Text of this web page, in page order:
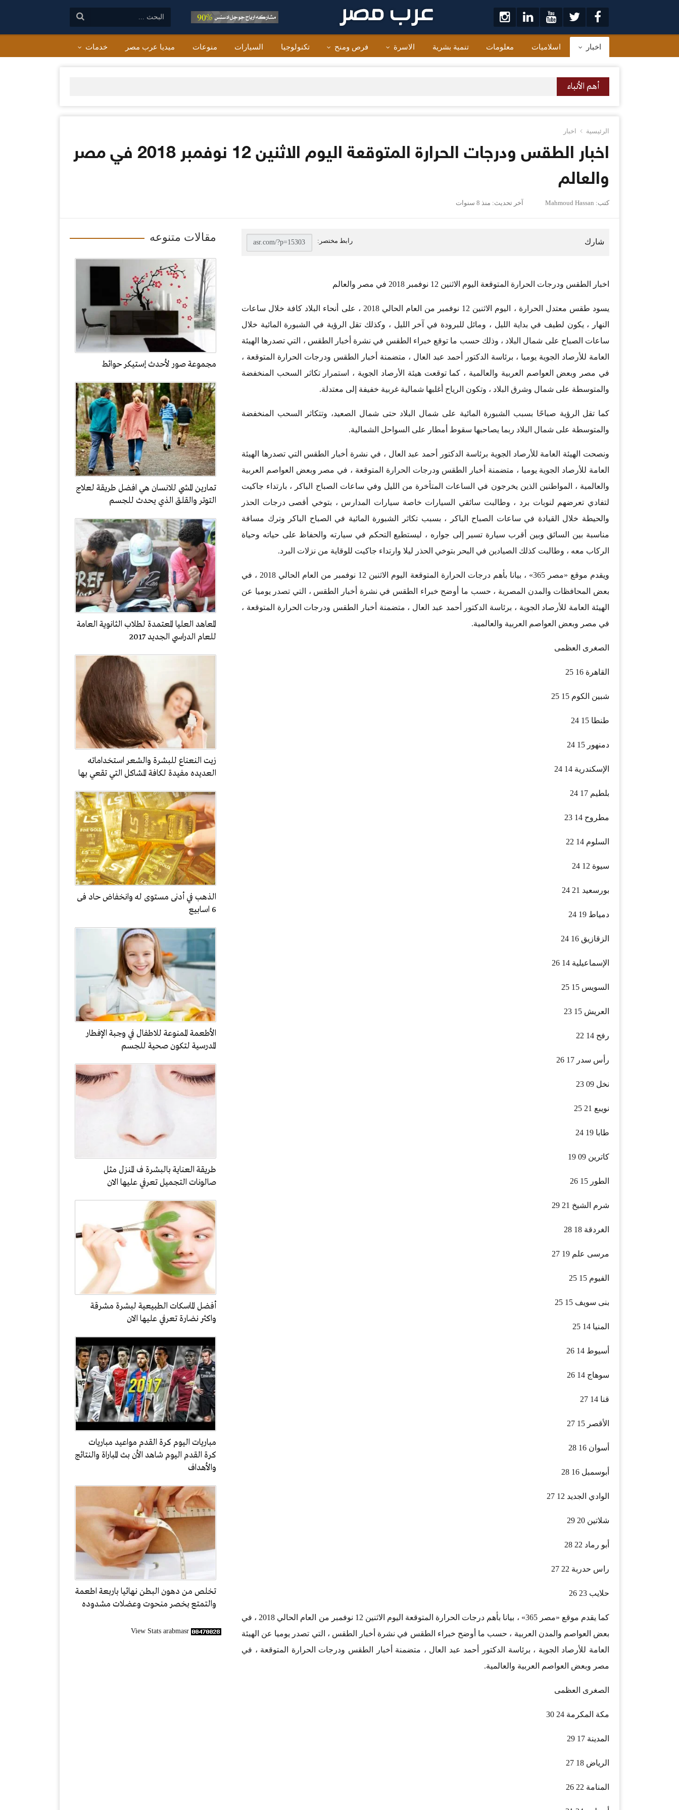
اخبار اسلاميات معلومات تنمية بشرية الاسرة فرص ومنح تكنولوجيا السيارات منوعات ميديا عرب مصر خدمات
أهم الأنباء
الرئيسية اخبار
اخبار الطقس ودرجات الحرارة المتوقعة اليوم الاثنين 12 نوفمبر 2018 في مصر
والعالم
كتب: Mahmoud Hassan آخر تحديث: منذ 8 سنوات
مقالات متنوعه
مجموعة صور لأحدث إستيكر حوائط
تمارين المشي للانسان هي افضل طريقة لعلاج
التوتر والقلق الذي يحدث للجسم
المعاهد العليا المعتمدة لطلاب الثانوية العامة
للعام الدراسي الجديد 2017
زيت النعناع للبشرة والشعر استخداماته
العديده مفيدة لكافة المشاكل التي تقعي بها
الذهب في أدنى مستوى له وانخفاض حاد فى
6 اسابيع
الأطعمة الممنوعة للاطفال في وجبة الإفطار
المدرسية لتكون صحية للجسم
طريقة العناية بالبشرة ف المنزل مثل
صالونات التجميل تعرفي عليها الان
أفضل الماسكات الطبيعية لبشرة مشرقة
واكثر نضارة تعرفي عليها الان
مباريات اليوم كرة القدم مواعيد مباريات
كرة القدم اليوم شاهد الأن بث المباراة والنتائج
والأهداف
تخلص من دهون البطن نهائيا باربعة اطعمة
والتمتع بخصر منحوت وعضلات مشدوده
View Stats arabmasr
اخبار الطقس ودرجات الحرارة المتوقعة اليوم الاثنين 12 نوفمبر 2018 في مصر والعالم
يسود طقس معتدل الحرارة ، اليوم الاثنين 12 نوفمبر من العام الحالي 2018 ، على أنحاء البلاد كافة خلال ساعات
النهار ، يكون لطيف في بداية الليل ، ومائل للبرودة في آخر الليل ، وكذلك تقل الرؤية في الشبورة المائية خلال
ساعات الصباح على شمال البلاد ، وذلك حسب ما توقع خبراء الطقس في نشرة أخبار الطقس ، التي تصدرها الهيئة
العامة للأرصاد الجوية يوميا ، برئاسة الدكتور أحمد عبد العال ، متضمنة أخبار الطقس ودرجات الحرارة المتوقعة ،
في مصر وبعض العواصم العربية والعالمية ، كما توقعت هيئة الأرصاد الجوية ، استمرار تكاثر السحب المنخفضة
والمتوسطة على شمال وشرق البلاد ، وتكون الرياح أغلبها شمالية غربية خفيفة إلى معتدلة.
كما تقل الرؤية صباحًا بسبب الشبورة المائية على شمال البلاد حتى شمال الصعيد، وتتكاثر السحب المنخفضة
والمتوسطة على شمال البلاد ربما يصاحبها سقوط أمطار على السواحل الشمالية.
ونصحت الهيئة العامة للأرصاد الجوية برئاسة الدكتور أحمد عبد العال ، في نشرة أخبار الطقس التي تصدرها الهيئة
العامة للأرصاد الجوية يوميا ، متضمنة أخبار الطقس ودرجات الحرارة المتوقعة ، في مصر وبعض العواصم العربية
والعالمية ، المواطنين الذين يخرجون في الساعات المتأخرة من الليل وفي ساعات الصباح الباكر ، بارتداء جاكيت
لتفادي تعرضهم لنوبات برد ، وطالبت سائقي السيارات خاصة سيارات المدارس ، بتوخي أقصى درجات الحذر
والحيطة خلال القيادة في ساعات الصباح الباكر ، بسبب تكاثر الشبورة المائية في الصباح الباكر وترك مسافة
مناسبة بين السائق وبين أقرب سيارة تسير إلى جواره ، ليستطيع التحكم في سيارته والحفاظ على حياته وحياة
الركاب معه ، وطالبت كذلك الصيادين في البحر بتوخي الحذر ليلا وارتداء جاكيت للوقاية من نزلات البرد.
ويقدم موقع «مصر 365» ، بيانا بأهم درجات الحرارة المتوقعة اليوم الاثنين 12 نوفمبر من العام الحالي 2018 ، في
بعض المحافظات والمدن المصرية ، حسب ما أوضح خبراء الطقس في نشرة أخبار الطقس ، التي تصدر يوميا عن
الهيئة العامة للأرصاد الجوية ، برئاسة الدكتور أحمد عبد العال ، متضمنة أخبار الطقس ودرجات الحرارة المتوقعة ،
في مصر وبعض العواصم العربية والعالمية.
الصغرى العظمى
القاهرة 16 25
شبين الكوم 15 25
طنطا 15 24
دمنهور 15 24
الإسكندرية 14 24
بلطيم 17 24
مطروح 14 23
السلوم 14 22
سيوة 12 24
بورسعيد 21 24
دمياط 19 24
الزقازيق 16 24
الإسماعيلية 14 26
السويس 15 25
العريش 15 23
رفح 14 22
رأس سدر 17 26
نخل 09 23
نويبع 21 25
طابا 19 24
كاترين 09 19
الطور 15 26
شرم الشيخ 21 29
الغردقة 18 28
مرسى علم 19 27
الفيوم 15 25
بنى سويف 15 25
المنيا 14 25
أسيوط 14 26
سوهاج 14 26
قنا 14 27
الأقصر 15 27
أسوان 16 28
أبوسمبل 16 28
الوادي الجديد 12 27
شلاتين 20 29
أبو رماد 22 28
راس حدربة 22 27
حلايب 23 26
كما يقدم موقع «مصر 365» ، بيانا بأهم درجات الحرارة المتوقعة اليوم الاثنين 12 نوفمبر من العام الحالي 2018 ، في
بعض العواصم والمدن العربية ، حسب ما أوضح خبراء الطقس في نشرة أخبار الطقس ، التي تصدر يوميا عن الهيئة
العامة للأرصاد الجوية ، برئاسة الدكتور أحمد عبد العال ، متضمنة أخبار الطقس ودرجات الحرارة المتوقعة ، في
مصر وبعض العواصم العربية والعالمية.
الصغرى العظمى
مكة المكرمة 24 30
المدينة 17 29
الرياض 18 27
المنامة 22 26